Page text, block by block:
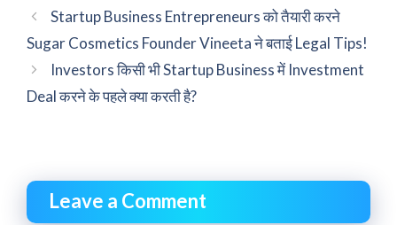
Startup Business Entrepreneurs को तैयारी करने
Sugar Cosmetics Founder Vineeta ने बताई Legal Tips!
Investors किसी भी Startup Business में Investment
Deal करने के पहले क्या करती है?
Leave a Comment